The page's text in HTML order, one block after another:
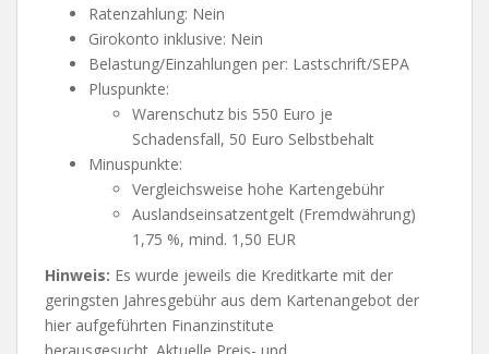
Ratenzahlung: Nein
Girokonto inklusive: Nein
Belastung/Einzahlungen per: Lastschrift/SEPA
Pluspunkte:
Warenschutz bis 550 Euro je
Schadensfall, 50 Euro Selbstbehalt
Minuspunkte:
Vergleichsweise hohe Kartengebühr
Auslandseinsatzentgelt (Fremdwährung)
1,75 %, mind. 1,50 EUR
Hinweis: Es wurde jeweils die Kreditkarte mit der
geringsten Jahresgebühr aus dem Kartenangebot der
hier aufgeführten Finanzinstitute